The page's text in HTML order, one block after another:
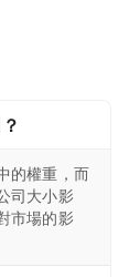
的權重，而
司大小影
市場的影